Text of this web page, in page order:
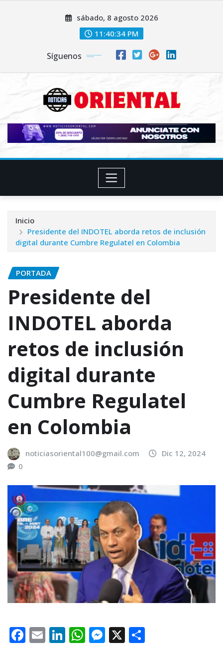
sábado, 8 agosto 2026
11:40:36 PM
Síguenos
Inicio
Presidente del INDOTEL aborda retos de inclusión
digital durante Cumbre Regulatel en Colombia
PORTADA
Presidente del
INDOTEL aborda
retos de inclusión
digital durante
Cumbre Regulatel
en Colombia
noticiasoriental100@gmail.com
Dic 12, 2024
0
F E Li W M X